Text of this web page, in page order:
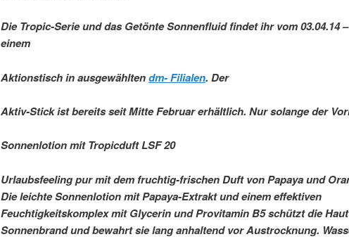
Die Tropic-Serie und das Getönte Sonnenfluid findet ihr vom 03.04.14
einem
Aktionstisch in ausgewähltendm- Filialen. Der
Aktiv-Stick ist bereits seit Mitte Februar erhältlich. Nur solange der
Sonnenlotion mit Tropicduft LSF 20
Urlaubsfeeling pur mit dem fruchtig-frischen Duft von Papaya und
Die leichte Sonnenlotion mit Papaya-Extrakt und einem effektiven
Feuchtigkeitskomplex mit Glycerin und Provitamin B5 schützt die
Sonnenbrand und bewahrt sie lang anhaltend vor Austrocknung.